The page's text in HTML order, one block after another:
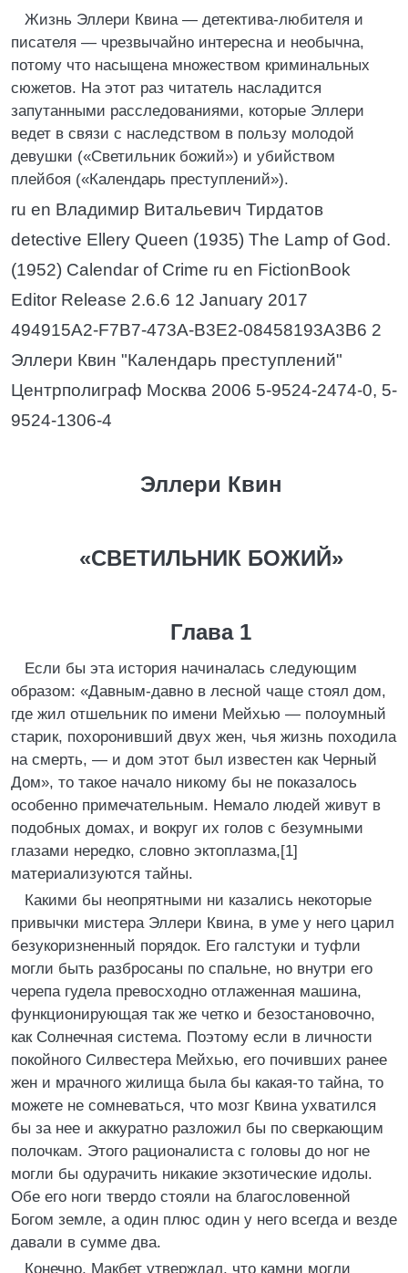
Жизнь Эллери Квина — детектива-любителя и
писателя — чрезвычайно интересна и необычна,
потому что насыщена множеством криминальных
сюжетов. На этот раз читатель насладится
запутанными расследованиями, которые Эллери
ведет в связи с наследством в пользу молодой
девушки («Светильник божий») и убийством
плейбоя («Календарь преступлений»).
ru en Владимир Витальевич Тирдатов
detective Ellery Queen (1935) The Lamp of God.
(1952) Calendar of Crime ru en FictionBook
Editor Release 2.6.6 12 January 2017
494915A2-F7B7-473A-B3E2-08458193A3B6 2
Эллери Квин "Календарь преступлений"
Центрполиграф Москва 2006 5-9524-2474-0, 5-
9524-1306-4
Эллери Квин
«СВЕТИЛЬНИК БОЖИЙ»
Глава 1
Если бы эта история начиналась следующим
образом: «Давным-давно в лесной чаще стоял дом,
где жил отшельник по имени Мейхью — полоумный
старик, похоронивший двух жен, чья жизнь походила
на смерть, — и дом этот был известен как Черный
Дом», то такое начало никому бы не показалось
особенно примечательным. Немало людей живут в
подобных домах, и вокруг их голов с безумными
глазами нередко, словно эктоплазма,[1]
материализуются тайны.
Какими бы неопрятными ни казались некоторые
привычки мистера Эллери Квина, в уме у него царил
безукоризненный порядок. Его галстуки и туфли
могли быть разбросаны по спальне, но внутри его
черепа гудела превосходно отлаженная машина,
функционирующая так же четко и безостановочно,
как Солнечная система. Поэтому если в личности
покойного Силвестера Мейхью, его почивших ранее
жен и мрачного жилища была бы какая-то тайна, то
можете не сомневаться, что мозг Квина ухватился
бы за нее и аккуратно разложил бы по сверкающим
полочкам. Этого рационалиста с головы до ног не
могли бы одурачить никакие экзотические идолы.
Обе его ноги твердо стояли на благословенной
Богом земле, а один плюс один у него всегда и везде
давали в сумме два.
Конечно, Макбет утверждал, что камни могли